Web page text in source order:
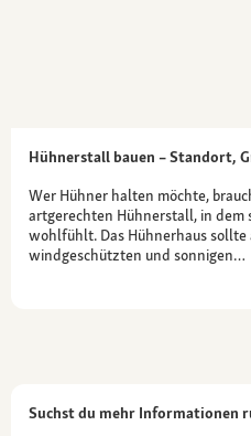
Hühnerstall bauen – Standort,
Wer Hühner halten möchte,
artgerechten Hühnerstall, in dem
wohlfühlt. Das Hühnerhaus sollte
windgeschützten und sonnigen…
Suchst du mehr Informationen